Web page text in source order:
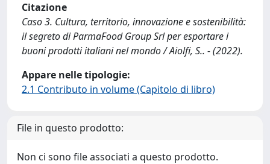
Citazione
Caso 3. Cultura, territorio, innovazione e sostenibilità:
il segreto di ParmaFood Group Srl per esportare i
buoni prodotti italiani nel mondo / Aiolfi, S.. - (2022).
Appare nelle tipologie:
2.1 Contributo in volume (Capitolo di libro)
File in questo prodotto:
Non ci sono file associati a questo prodotto.